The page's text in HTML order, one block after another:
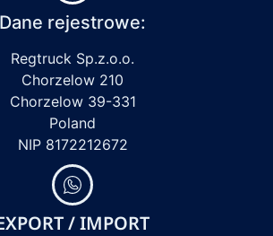
Dane rejestrowe:
Regtruck Sp.z.o.o.
Chorzelow 210
Chorzelow 39-331
Poland
NIP 8172212672
/ IMPORT